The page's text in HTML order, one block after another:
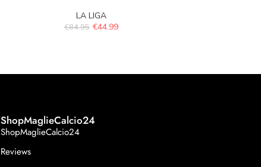
LA LIGA
€84.95 €44.99
ShopMaglieCalcio24
ShopMaglieCalcio24
Reviews